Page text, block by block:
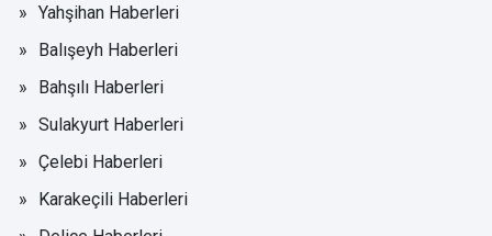
Yahşihan Haberleri
Balışeyh Haberleri
Bahşılı Haberleri
Sulakyurt Haberleri
Çelebi Haberleri
Karakeçili Haberleri